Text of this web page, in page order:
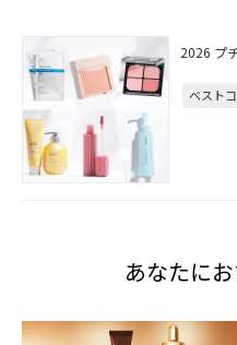
2026 プ
ベスト
あなたに